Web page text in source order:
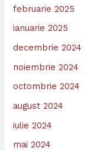
februarie 2025
ianuarie 2025
decembrie 2024
noiembrie 2024
octombrie 2024
august 2024
iulie 2024
mai 2024